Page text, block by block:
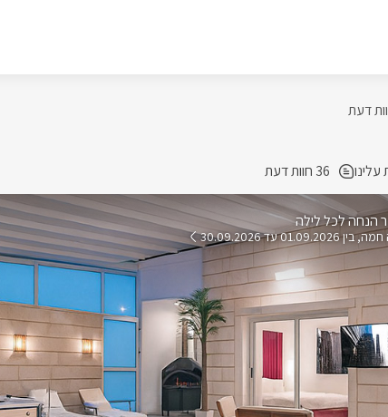
36 חוות דעת
הנחה לכל לילה
חמה בין 01.09.2026 עד 30.09.2026